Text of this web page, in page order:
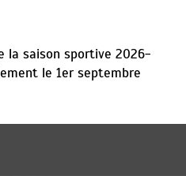
la saison sportive 2026-
le 1er septembre